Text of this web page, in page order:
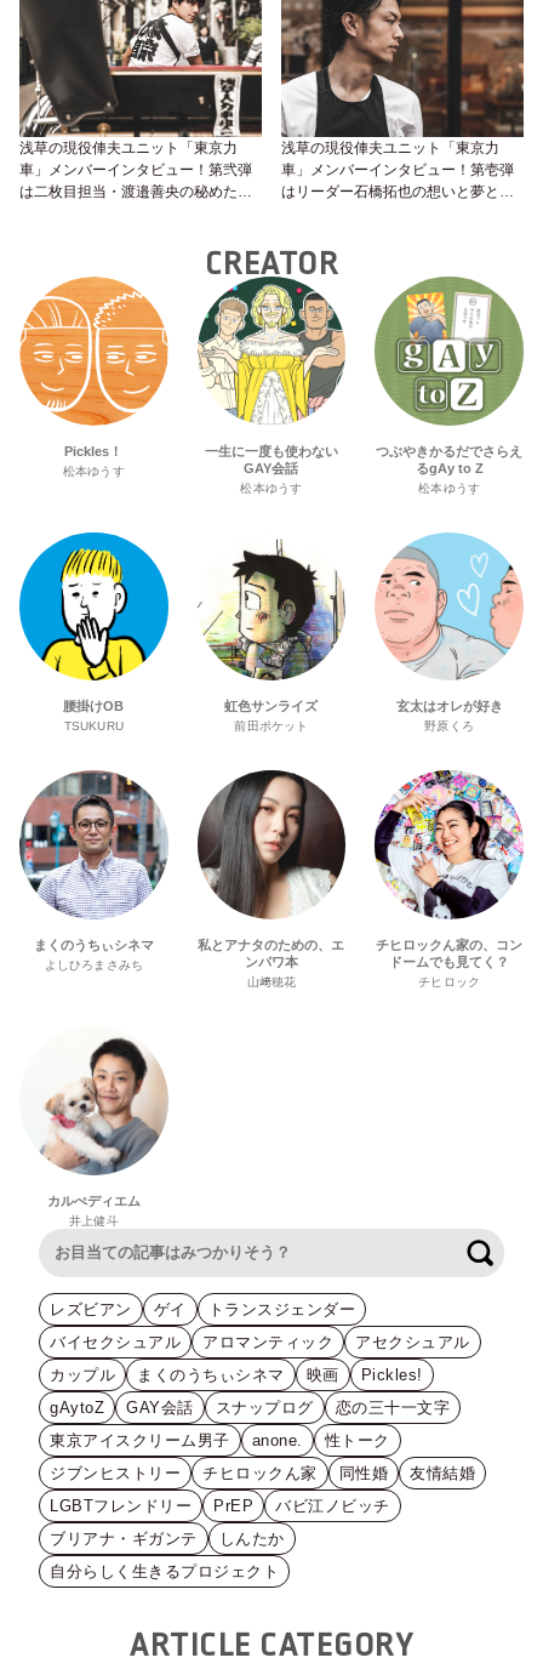
浅草の現役俥夫ユニット「東京力
車」メンバーインタビュー！第弐弾
は二枚目担当・渡邉善央の秘めたる
浅草の現役俥夫ユニット「東京力
車」メンバーインタビュー！第壱弾
はリーダー石橋拓也の想いと夢と理
CREATOR
Pickles！
松本ゆうす
一生に一度も使わない
GAY会話
松本ゆうす
つぶやきかるだでさらえ
るgAy to Z
松本ゆうす
腰掛けOB
TSUKURU
虹色サンライズ
前田ポケット
玄太はオレが好き
野原くろ
まくのうちぃシネマ
よしひろまさみち
私とアナタのための、エ
ンパワ本
山﨑穂花
チヒロックん家の、コン
ドームでも見てく？
チヒロック
カルぺディエム
井上健斗
レズビアン ゲイ
トランスジェンダー
バイセクシュアル
アロマンティック
アセクシュアル
カップル
まくのうちぃシネマ 映画
Pickles!
gAytoZ
GAY会話 スナップログ
恋の三十一文字
東京アイスクリーム男子
anone.
性トーク
ジブンヒストリー
チヒロックん家 同性婚
友情結婚
LGBTフレンドリー
PrEP
バビ江ノビッチ
ブリアナ・ギガンテ
しんたか
自分らしく生きるプロジェクト
ARTICLE CATEGORY